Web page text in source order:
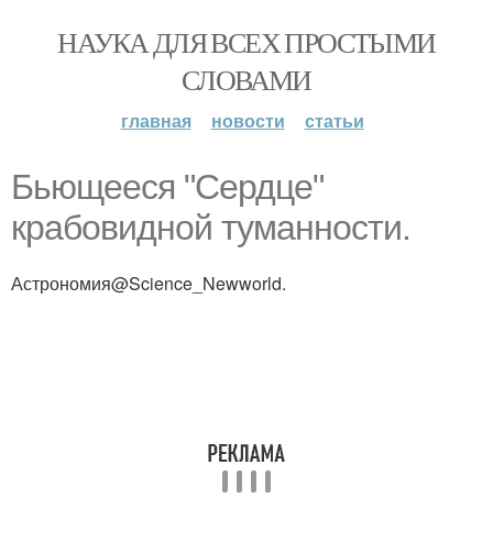
НАУКА ДЛЯ ВСЕХ ПРОСТЫМИ
СЛОВАМИ
главная новости статьи
Бьющееся "Сердце"
крабовидной туманности.
Астрономия@Science_Newworld.